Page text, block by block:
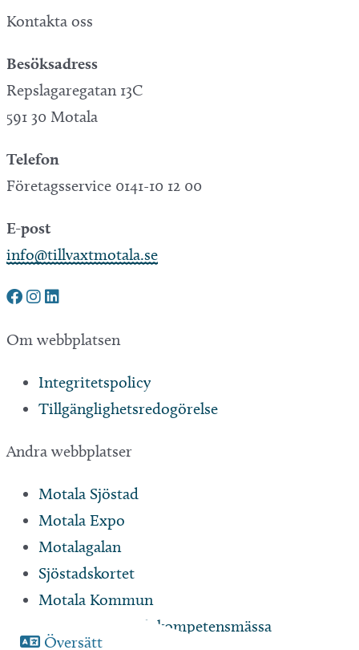
Kontakta oss
Besöksadress
Repslagaregatan 13C
591 30 Motala
Telefon
Företagsservice 0141-10 12 00
E-post
info@tillvaxtmotala.se
Om webbplatsen
Integritetspolicy
Tillgänglighetsredogörelse
Andra webbplatser
Motala Sjöstad
Motala Expo
Motalagalan
Sjöstadskortet
Motala Kommun
Motala jobb- och kompetensmässa
Översätt